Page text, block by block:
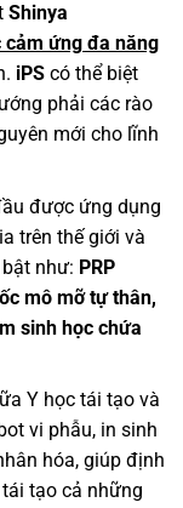
Shinya
cảm ứng đa năng
iPScó thể biệt
phải các rào
mới cho lĩnh
được ứng dụng
trên thế giới và
như: PRP
mô mỡ tự thân,
sinh học chứa
Y học tái tạo và
vi phẫu, in sinh
hóa, giúp định
tạo cả những